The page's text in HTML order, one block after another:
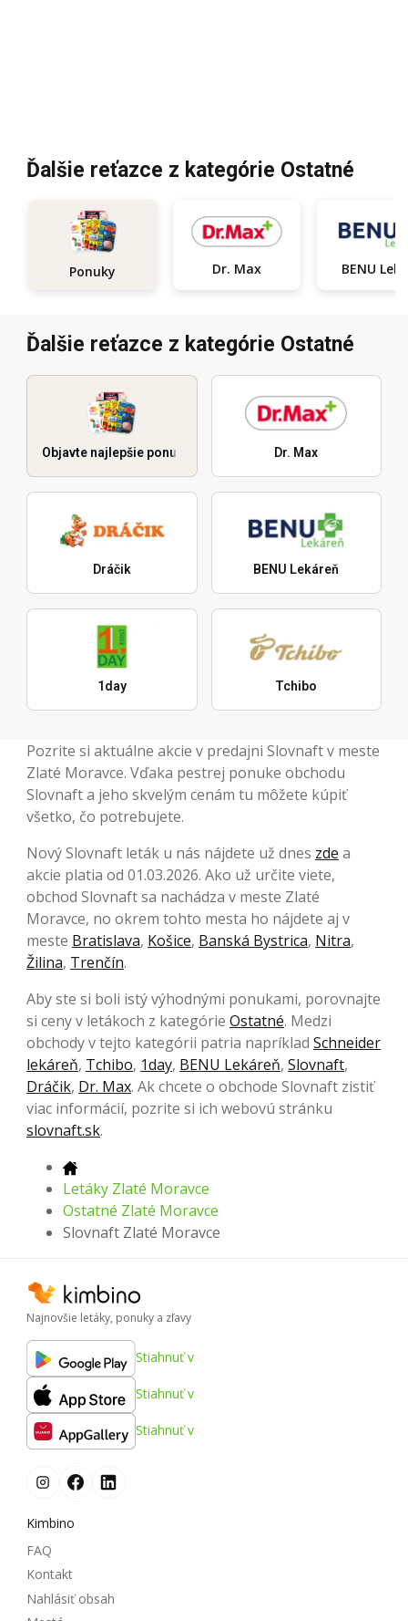
Ďalšie reťazce z kategórie Ostatné
Ponuky Dr. Max
Ďalšie reťazce z kategórie Ostatné
Objavte najlepšie ponuky Dr. Max
Dráčik BENU Lekáreň
1day Tchibo
Pozrite si aktuálne akcie v predajni Slovnaft v meste
Zlaté Moravce. Vďaka pestrej ponuke obchodu
Slovnaft a jeho skvelým cenám tu môžete kúpiť
všetko, čo potrebujete.
Nový Slovnaft leták u nás nájdete už dnes zde a
akcie platia od 01.03.2026. Ako už určite viete,
obchod Slovnaft sa nachádza v meste Zlaté
Moravce, no okrem tohto mesta ho nájdete aj v
meste Bratislava, Košice, Banská Bystrica, Nitra,
Žilina, Trenčín.
Aby ste si boli istý výhodnými ponukami, porovnajte
si ceny v letákoch z kategórie Ostatné. Medzi
obchody v tejto kategórii patria napríklad Schneider
lekáreň, Tchibo, 1day, BENU Lekáreň, Slovnaft,
Dráčik, Dr. Max. Ak chcete o obchode Slovnaft zistiť
viac informácií, pozrite si ich webovú stránku
slovnaft.sk.
Letáky Zlaté Moravce
Ostatné Zlaté Moravce
Slovnaft Zlaté Moravce
Najnovšie letáky, ponuky a zľavy
Stiahnuť v
Stiahnuť v
Stiahnuť v
Kimbino
FAQ
Kontakt
Nahlásiť obsah